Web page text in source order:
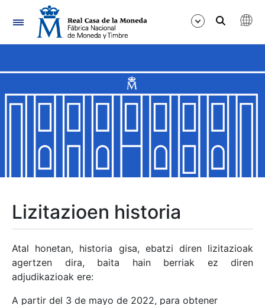
Nabigazioa
Erakutsi/Ezkutatu
Erakutsi/Ezkutatu
Erakutsi/Ezkutatu
Erakutsi/Ezkutatu
Lizitazioen historia
Atal honetan, historia gisa, ebatzi diren lizitazioak
agertzen dira, baita hain berriak ez diren
adjudikazioak ere:
A partir del 3 de mayo de 2022, para obtener